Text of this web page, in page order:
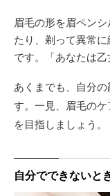
眉毛の形を眉ペン
たり、剃って異常
です。「あなたは乙
あくまでも、自分
す。一見、眉毛のケ
を目指しましょう。
自分でできないと